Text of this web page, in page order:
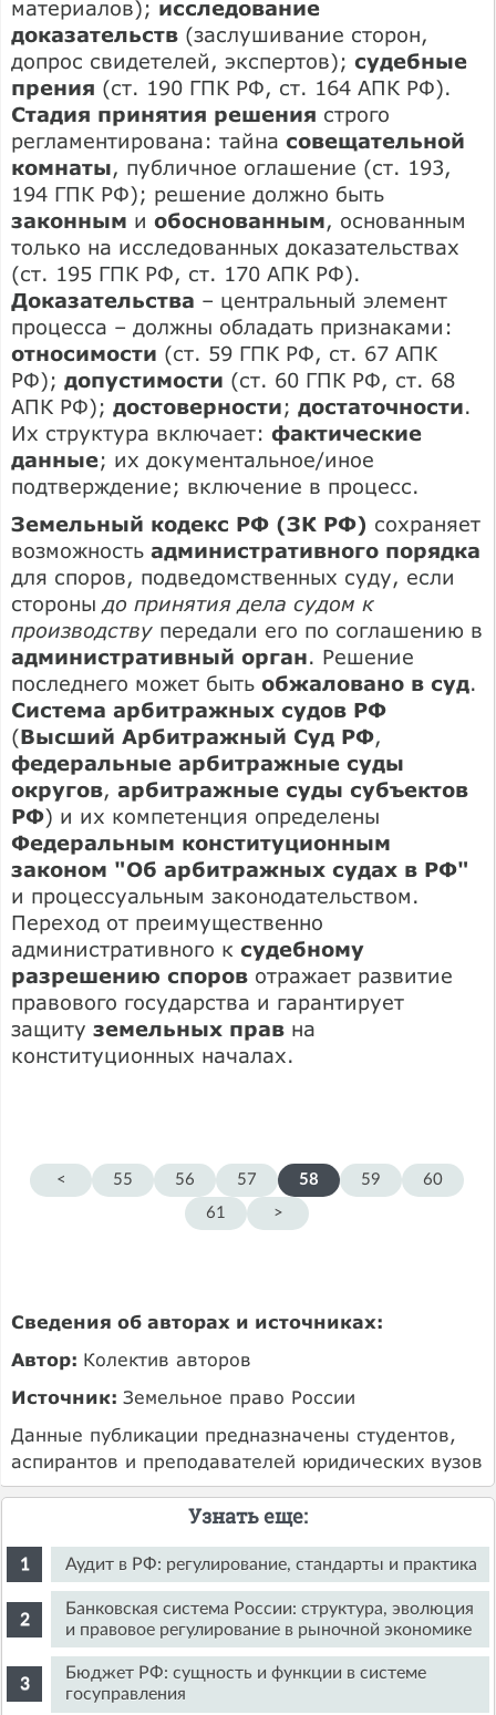
материалов); исследование
доказательств (заслушивание сторон,
допрос свидетелей, экспертов); судебные
прения (ст. 190 ГПК РФ, ст. 164 АПК РФ).
Стадия принятия решения строго
регламентирована: тайна совещательной
комнаты, публичное оглашение (ст. 193,
194 ГПК РФ); решение должно быть
законным и обоснованным, основанным
только на исследованных доказательствах
(ст. 195 ГПК РФ, ст. 170 АПК РФ).
Доказательства – центральный элемент
процесса – должны обладать признаками:
относимости (ст. 59 ГПК РФ, ст. 67 АПК
РФ); допустимости (ст. 60 ГПК РФ, ст. 68
АПК РФ); достоверности; достаточности.
Их структура включает: фактические
данные; их документальное/иное
подтверждение; включение в процесс.
Земельный кодекс РФ (ЗК РФ) сохраняет
возможность административного порядка
для споров, подведомственных суду, если
стороныдо принятия дела судом к
производству передали его по соглашению в
административный орган. Решение
последнего может быть обжаловано в суд.
Система арбитражных судов РФ
(Высший Арбитражный Суд РФ,
федеральные арбитражные суды
округов, арбитражные суды субъектов
РФ) и их компетенция определены
Федеральным конституционным
законом "Об арбитражных судах в РФ"
и процессуальным законодательством.
Переход от преимущественно
административного к судебному
разрешению споров отражает развитие
правового государства и гарантирует
защиту земельных прав на
конституционных началах.
< 55 56 57 58 59
60
61
>
Сведения об авторах и источниках:
Автор: Колектив авторов
Источник: Земельное право России
Данные публикации предназначены студентов,
аспирантов и преподавателей юридических вузов
Узнать еще:
Аудит в РФ: регулирование, стандарты и практика
Банковская система России: структура, эволюция
и правовое регулирование в рыночной экономике
Бюджет РФ: сущность и функции в системе
госуправления